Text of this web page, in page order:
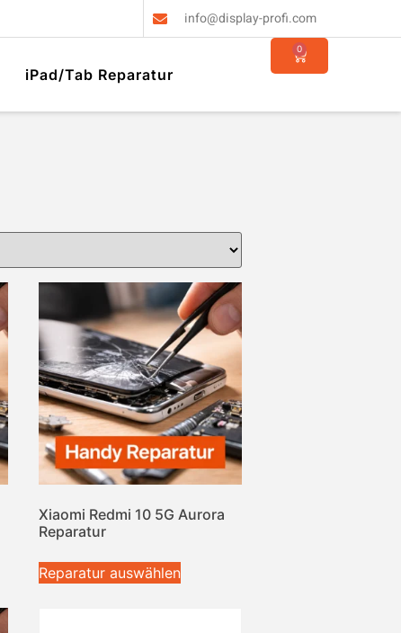
info@display-profi.com
iPad/Tab Reparatur
0
Xiaomi Redmi 10 5G Aurora
Reparatur
Reparatur auswählen